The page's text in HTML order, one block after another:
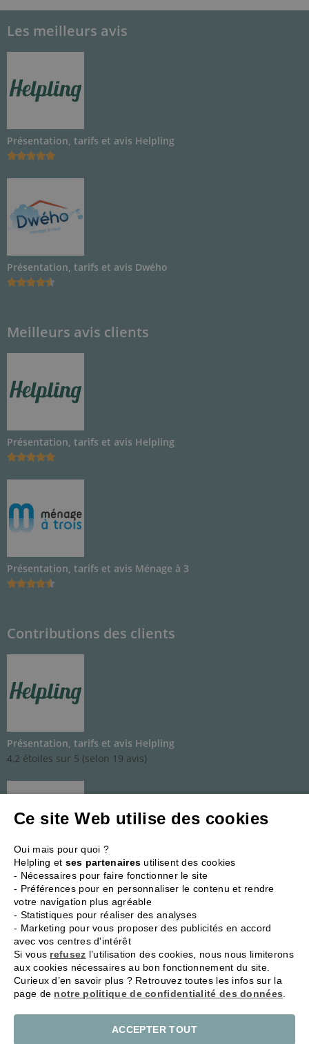
Les meilleurs avis
Présentation, tarifs et avis Helpling

Présentation, tarifs et avis Dwého

Meilleurs avis clients
Présentation, tarifs et avis Helpling

Présentation, tarifs et avis Ménage à 3

Contributions des clients
Présentation, tarifs et avis Helpling
4,2 étoiles sur 5 (selon 19 avis)
Présentation, tarifs et avis Wecasa
2,7 étoiles sur 5 (selon 51 avis)
Aide
Ménage à Paris
Ménage à Marseille
Ménage à Nantes
Ménage à Lille
Ménage à Toulouse
Ce site Web utilise des cookies
Oui mais pour quoi ?
Helpling et ses partenaires utilisent des cookies
- Nécessaires pour faire fonctionner le site
- Préférences pour en personnaliser le contenu et rendre
votre navigation plus agréable
- Statistiques pour réaliser des analyses
- Marketing pour vous proposer des publicités en accord
avec vos centres d'intérêt
Si vous refusez l’utilisation des cookies, nous nous limiterons
aux cookies nécessaires au bon fonctionnement du site.
Curieux d’en savoir plus ? Retrouvez toutes les infos sur la
page de notre politique de confidentialité des données
ACCEPTER TOUT